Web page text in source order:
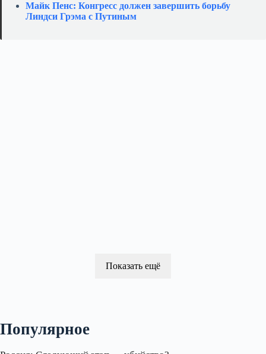
Майк Пенс: Конгресс должен завершить борьбу
Линдси Грэма с Путиным
Показать ещё
Популярное